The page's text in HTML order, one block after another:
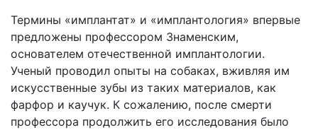
Термины «имплантат» и «имплантология» впервые
предложены профессором Знаменским,
основателем отечественной имплантологии.
Ученый проводил опыты на собаках, вживляя им
искусственные зубы из таких материалов, как
фарфор и каучук. К сожалению, после смерти
профессора продолжить его исследования было